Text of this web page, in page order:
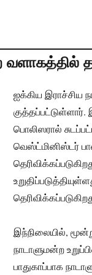
வளாகத்தில்
ஐக்கிய இராச்சிய
குத்தப்பட்டுள்ளார்.
பொலிஸரால்
வெஸ்ட்மினிஸ்டர்
இந்நிலையில்,
நாடாளுமன்ற
பாதுகாப்பாக